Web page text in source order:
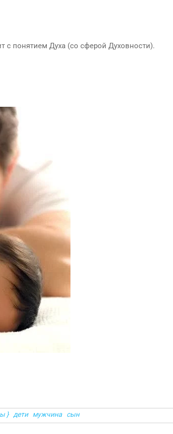
понятием Духа (со сферой Духовности).
} дети мужчина сын